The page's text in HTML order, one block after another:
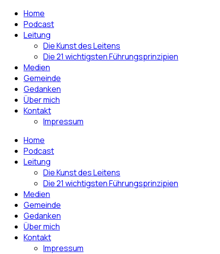
Home
Podcast
Leitung
Die Kunst des Leitens
Die 21 wichtigsten Führungsprinzipien
Medien
Gemeinde
Gedanken
Über mich
Kontakt
Impressum
Home
Podcast
Leitung
Die Kunst des Leitens
Die 21 wichtigsten Führungsprinzipien
Medien
Gemeinde
Gedanken
Über mich
Kontakt
Impressum